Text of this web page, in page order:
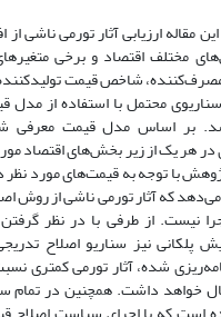
مقاله ارزیابی آثار تورمی ناشی
مختلف اقتصاد و برخی
شاخص قیمت
محتمل با استفاده از مدل
بر اساس مدل قیمت معرفی
در هر یک از زیر بخش‌های اقتصاد
با توجه به قیمت‌های مورد
می‌دهد که آثار تورمی ناشی از روش
نیست. از طرفی با در نظر
پلکانی نیز سناریو اصلاح
شده، آثار تورمی کمتری
خواهد داشت. همچنین در تمام